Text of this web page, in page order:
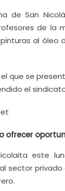
de San
de la
al
que se
el
ofrecer
este
sector